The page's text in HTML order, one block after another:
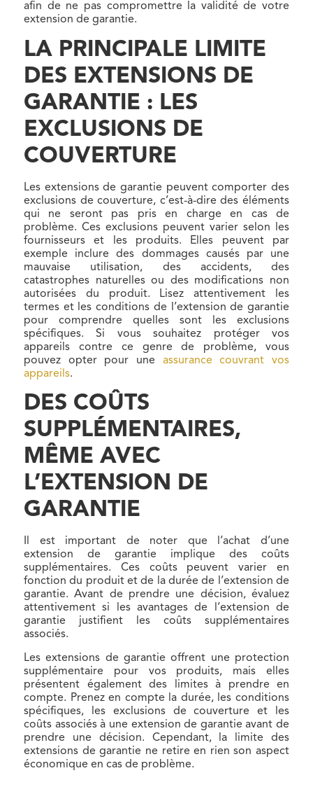
afin de ne pas compromettre la validité de votre
extension de garantie.
LA PRINCIPALE LIMITE
DES EXTENSIONS DE
GARANTIE : LES
EXCLUSIONS DE
COUVERTURE
Les extensions de garantie peuvent comporter des
exclusions de couverture, c’est-à-dire des éléments
qui ne seront pas pris en charge en cas de
problème. Ces exclusions peuvent varier selon les
fournisseurs et les produits. Elles peuvent par
exemple inclure des dommages causés par une
mauvaise utilisation, des accidents, des
catastrophes naturelles ou des modifications non
autorisées du produit. Lisez attentivement les
termes et les conditions de l’extension de garantie
pour comprendre quelles sont les exclusions
spécifiques. Si vous souhaitez protéger vos
appareils contre ce genre de problème, vous
pouvez opter pour une assurance couvrant vos
appareils.
DES COÛTS
SUPPLÉMENTAIRES,
MÊME AVEC
L’EXTENSION DE
GARANTIE
Il est important de noter que l’achat d’une
extension de garantie implique des coûts
supplémentaires. Ces coûts peuvent varier en
fonction du produit et de la durée de l’extension de
garantie. Avant de prendre une décision, évaluez
attentivement si les avantages de l’extension de
garantie justifient les coûts supplémentaires
associés.
Les extensions de garantie offrent une protection
supplémentaire pour vos produits, mais elles
présentent également des limites à prendre en
compte. Prenez en compte la durée, les conditions
spécifiques, les exclusions de couverture et les
coûts associés à une extension de garantie avant de
prendre une décision. Cependant, la limite des
extensions de garantie ne retire en rien son aspect
économique en cas de problème.